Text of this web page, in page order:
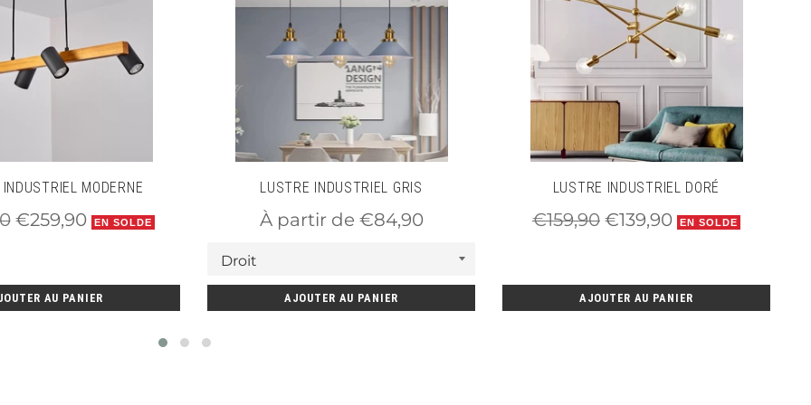
offre un contrôle supplémentaire sur
parfaite.
MODERNE
Prix
€259,90 EN SOLDE
AU PANIER
LUSTRE INDUSTRIEL GRIS
À partir de €84,90
AJOUTER AU PANIER
LUSTRE INDUSTRIEL DORÉ
Prix
€159,90 Prix
€139,90 EN SOLDE
AJOUTER AU PANIER